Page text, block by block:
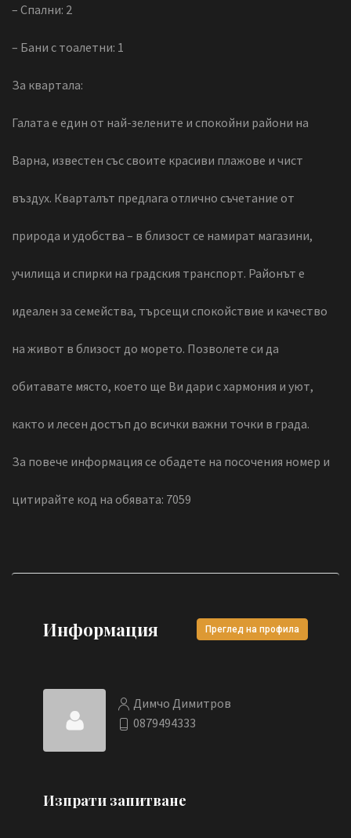
– Спални: 2
– Бани с тоалетни: 1
За квартала:
Галата е един от най-зелените и спокойни райони на
Варна, известен със своите красиви плажове и чист
въздух. Кварталът предлага отлично съчетание от
природа и удобства – в близост се намират магазини,
училища и спирки на градския транспорт. Районът е
идеален за семейства, търсещи спокойствие и качество
на живот в близост до морето. Позволете си да
обитавате място, което ще Ви дари с хармония и уют,
както и лесен достъп до всички важни точки в града.
За повече информация се обадете на посочения номер и
цитирайте код на обявата: 7059
Информация Преглед на профила
Димчо Димитров
0879494333
Изпрати запитване